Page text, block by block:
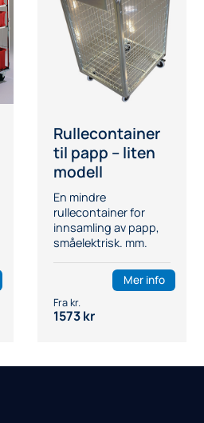
Rullecontainer
til papp – liten
modell
En mindre
rullecontainer for
innsamling av papp,
småelektrisk. mm.
1573kr
Mer info